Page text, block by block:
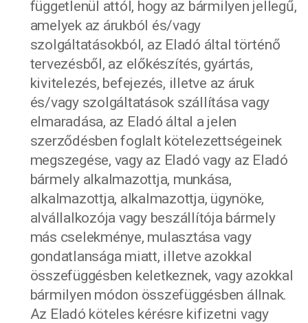
függetlenül attól, hogy az bármilyen jellegű,
amelyek az árukból és/vagy
szolgáltatásokból, az Eladó által történő
tervezésből, az előkészítés, gyártás,
kivitelezés, befejezés, illetve az áruk
és/vagy szolgáltatások szállítása vagy
elmaradása, az Eladó által a jelen
szerződésben foglalt kötelezettségeinek
megszegése, vagy az Eladó vagy az Eladó
bármely alkalmazottja, munkása,
alkalmazottja, alkalmazottja, ügynöke,
alvállalkozója vagy beszállítója bármely
más cselekménye, mulasztása vagy
gondatlansága miatt, illetve azokkal
összefüggésben keletkeznek, vagy azokkal
bármilyen módon összefüggésben állnak.
Az Eladó köteles kérésre kifizetni vagy